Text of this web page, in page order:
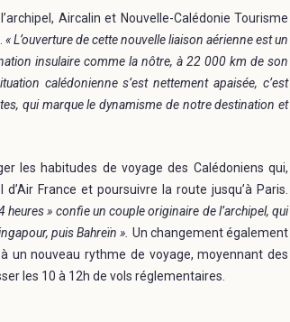
Aircalin et Nouvelle-Calédonie Tourisme
« L’ouverture de cette nouvelle liaison aérienne est un
insulaire comme la nôtre, à 22 000 km de son
calédonienne s’est nettement apaisée, c’est
qui marque le dynamisme de notre destination et
les habitudes de voyage des Calédoniens qui,
France et poursuivre la route jusqu’à Paris.
» confie un couple originaire de l’archipel, qui
puis Bahreïn ». Un changement également
un nouveau rythme de voyage, moyennant des
les 10 à 12h de vols réglementaires.